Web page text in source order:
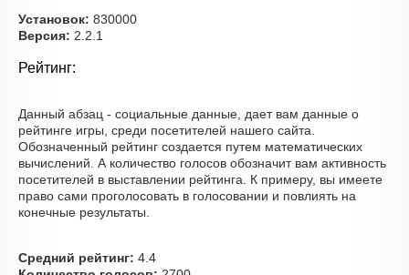
Установок: 830000
Версия: 2.2.1
Рейтинг:
Данный абзац - социальные данные, дает вам данные о
рейтинге игры, среди посетителей нашего сайта.
Обозначенный рейтинг создается путем математических
вычислений. А количество голосов обозначит вам активность
посетителей в выставлении рейтинга. К примеру, вы имеете
право сами проголосовать в голосовании и повлиять на
конечные результаты.
Средний рейтинг: 4.4